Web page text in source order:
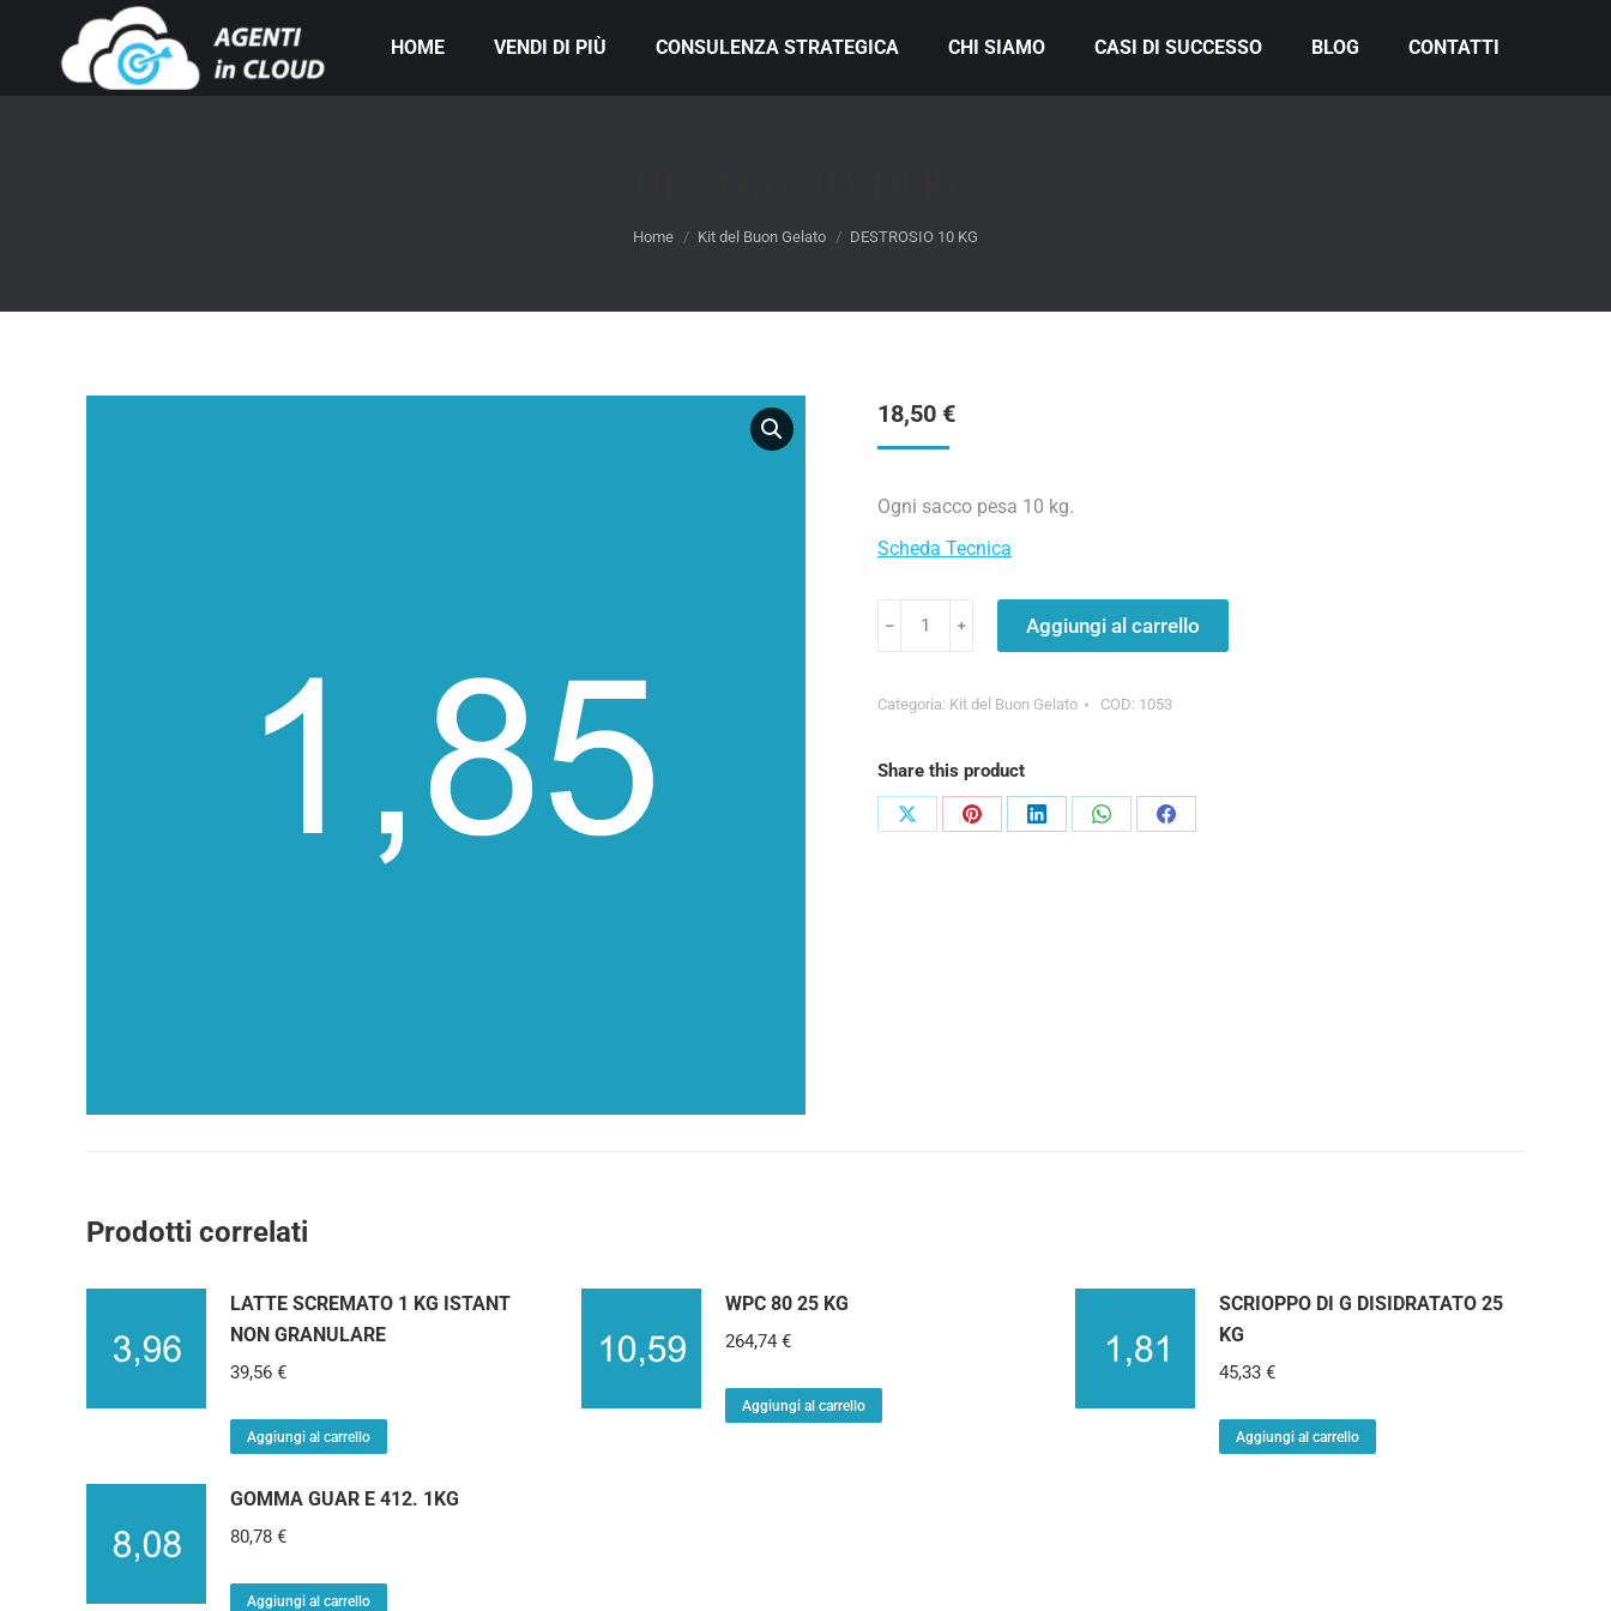
HOME VENDI DI PIÙ CONSULENZA STRATEGICA CHI SIAMO CASI DI SUCCESSO BLOG CONTATTI
You are here:
Home Kit del Buon Gelato DESTROSIO 10 KG
18,50 €
Ogni sacco pesa 10 kg.
Scheda Tecnica
﹣ ﹢ Aggiungi al carrello
Categoria: Kit del Buon Gelato COD: 1053
Share this product
Prodotti correlati
LATTE SCREMATO 1 KG ISTANT
NON GRANULARE
39,56 €
Aggiungi al carrello
WPC 80 25 KG
264,74 €
Aggiungi al carrello
SCRIOPPO DI G DISIDRATATO 25
KG
45,33 €
Aggiungi al carrello
GOMMA GUAR E 412. 1KG
80,78 €
Aggiungi al carrello